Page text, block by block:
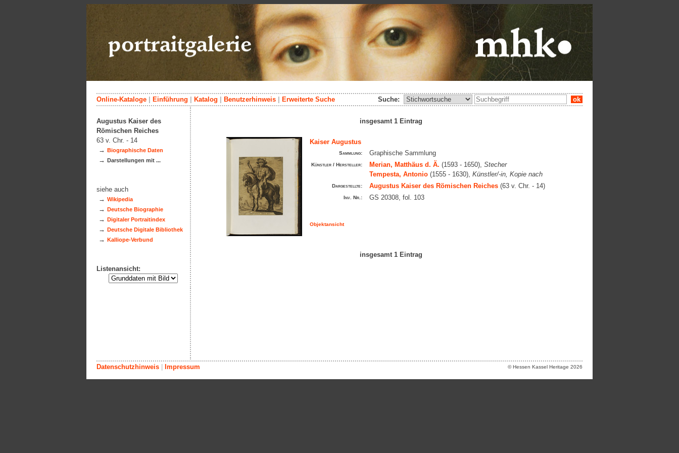
Suche: ok
Online-Kataloge Einführung Katalog Benutzerhinweis Erweiterte Suche
insgesamt 1 Eintrag
Kaiser Augustus
Sammlung: Graphische Sammlung
Künstler / Hersteller: Merian, Matthäus d. Ä. (1593 - 1650), Stecher
Tempesta, Antonio(1555 - 1630), Künstler/-in, Kopie nach
Dargestellte: Augustus Kaiser des Römischen Reiches(63 v. Chr. - 14)
Inv. Nr.: GS 20308, fol. 103
Objektansicht
insgesamt 1 Eintrag
Augustus Kaiser des
Römischen Reiches
63 v. Chr. - 14
→ Biographische Daten
→ Darstellungen mit ...
siehe auch
→ Wikipedia
→ Deutsche Biographie
→ Digitaler Portraitindex
→ Deutsche Digitale Bibliothek
→ Kalliope-Verbund
Listenansicht:
© Hessen Kassel Heritage 2026
Datenschutzhinweis Impressum